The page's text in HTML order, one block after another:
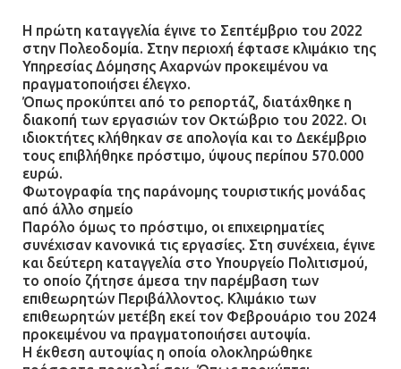
Η πρώτη καταγγελία έγινε το Σεπτέμβριο του 2022
στην Πολεοδομία. Στην περιοχή έφτασε κλιμάκιο της
Υπηρεσίας Δόμησης Αχαρνών προκειμένου να
πραγματοποιήσει έλεγχο.
Όπως προκύπτει από το ρεπορτάζ, διατάχθηκε η
διακοπή των εργασιών τον Οκτώβριο του 2022. Οι
ιδιοκτήτες κλήθηκαν σε απολογία και το Δεκέμβριο
τους επιβλήθηκε πρόστιμο, ύψους περίπου 570.000
ευρώ.
Φωτογραφία της παράνομης τουριστικής μονάδας
από άλλο σημείο
Παρόλο όμως το πρόστιμο, οι επιχειρηματίες
συνέχισαν κανονικά τις εργασίες. Στη συνέχεια, έγινε
και δεύτερη καταγγελία στο Υπουργείο Πολιτισμού,
το οποίο ζήτησε άμεσα την παρέμβαση των
επιθεωρητών Περιβάλλοντος. Κλιμάκιο των
επιθεωρητών μετέβη εκεί τον Φεβρουάριο του 2024
προκειμένου να πραγματοποιήσει αυτοψία.
Η έκθεση αυτοψίας η οποία ολοκληρώθηκε